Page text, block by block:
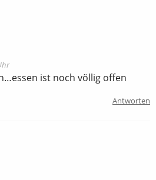
ist noch völlig offen
Antworten